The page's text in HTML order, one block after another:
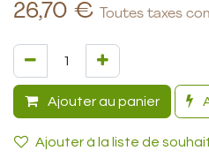
26,70 € Toutes taxes
Ajouter au panier
Ajouter à la liste de